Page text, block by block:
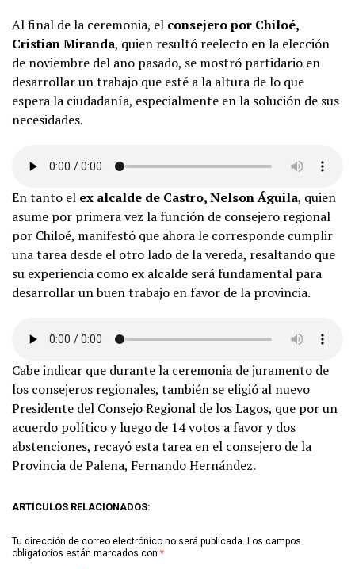
Al final de la ceremonia, el consejero por Chiloé,
Cristian Miranda, quien resultó reelecto en la elección
de noviembre del año pasado, se mostró partidario en
desarrollar un trabajo que esté a la altura de lo que
espera la ciudadanía, especialmente en la solución de sus
necesidades.
En tanto el ex alcalde de Castro, Nelson Águila, quien
asume por primera vez la función de consejero regional
por Chiloé, manifestó que ahora le corresponde cumplir
una tarea desde el otro lado de la vereda, resaltando que
su experiencia como ex alcalde será fundamental para
desarrollar un buen trabajo en favor de la provincia.
Cabe indicar que durante la ceremonia de juramento de
los consejeros regionales, también se eligió al nuevo
Presidente del Consejo Regional de los Lagos, que por un
acuerdo político y luego de 14 votos a favor y dos
abstenciones, recayó esta tarea en el consejero de la
Provincia de Palena, Fernando Hernández.
ARTÍCULOS RELACIONADOS:
Tu dirección de correo electrónico no será publicada. Los campos
obligatorios están marcados con *